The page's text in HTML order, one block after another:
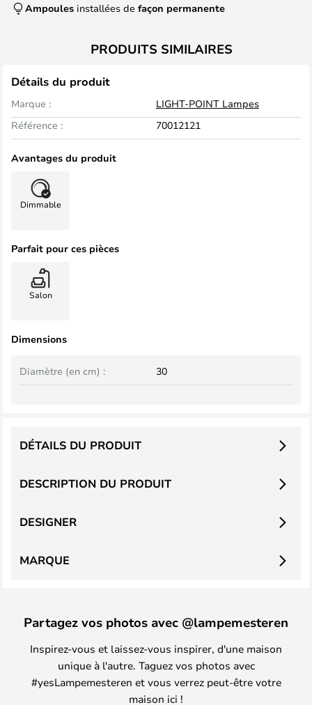
Ampoules installées de façon permanente
PRODUITS SIMILAIRES
Détails du produit
Marque :
LIGHT-POINT Lampes
Référence :
70012121
Avantages du produit
Dimmable
Parfait pour ces pièces
Salon
Dimensions
Diamètre (en cm) : 30
DESCRIPTION DU PRODUIT
DÉTAILS DU PRODUIT
DESIGNER
MARQUE
Partagez vos photos avec @lampemesteren
Inspirez-vous et laissez-vous inspirer, d'une maison
unique à l'autre. Taguez vos photos avec
#yesLampemesteren et vous verrez peut-être votre
maison ici !